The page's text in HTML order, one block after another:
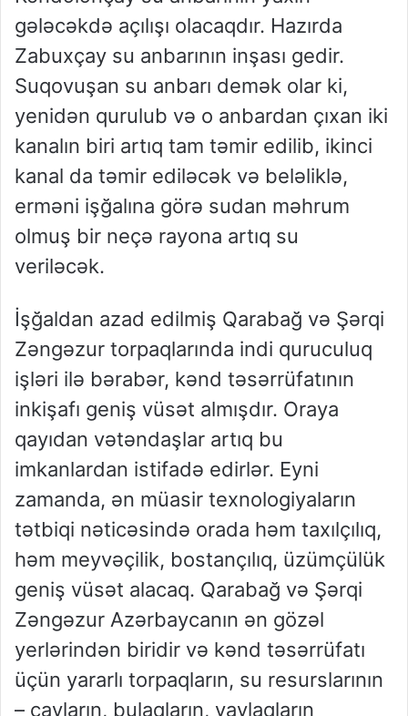
gələcəkdə açılışı olacaqdır. Hazırda
Zabuxçay su anbarının inşası gedir.
Suqovuşan su anbarı demək olar ki,
yenidən qurulub və o anbardan çıxan iki
kanalın biri artıq tam təmir edilib, ikinci
kanal da təmir ediləcək və beləliklə,
erməni işğalına görə sudan məhrum
olmuş bir neçə rayona artıq su
veriləcək.
İşğaldan azad edilmiş Qarabağ və Şərqi
Zəngəzur torpaqlarında indi quruculuq
işləri ilə bərabər, kənd təsərrüfatının
inkişafı geniş vüsət almışdır. Oraya
qayıdan vətəndaşlar artıq bu
imkanlardan istifadə edirlər. Eyni
zamanda, ən müasir texnologiyaların
tətbiqi nəticəsində orada həm taxılçılıq,
həm meyvəçilik, bostançılıq, üzümçülük
geniş vüsət alacaq. Qarabağ və Şərqi
Zəngəzur Azərbaycanın ən gözəl
yerlərindən biridir və kənd təsərrüfatı
üçün yararlı torpaqların, su resurslarının
– çayların, bulaqların, yaylaqların